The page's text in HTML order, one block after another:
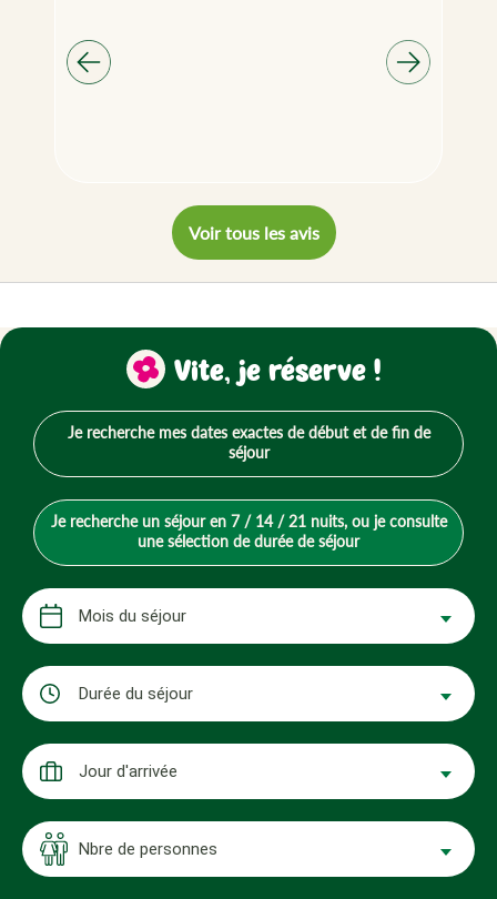
Voir tous les avis
Vite, je réserve !
Je recherche mes dates exactes de début et de fin de
séjour
Je recherche un séjour en 7 / 14 / 21 nuits, ou je consulte
une sélection de durée de séjour
Mois du séjour
Durée du séjour
Jour d'arrivée
Nbre de personnes